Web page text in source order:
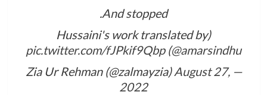
And stopped.
(Hussaini's work translated by
@amarsindhu
)
pic.twitter.com/fJPkif9Qbp
— Zia Ur Rehman (@zalmayzia)
August 27,
2022